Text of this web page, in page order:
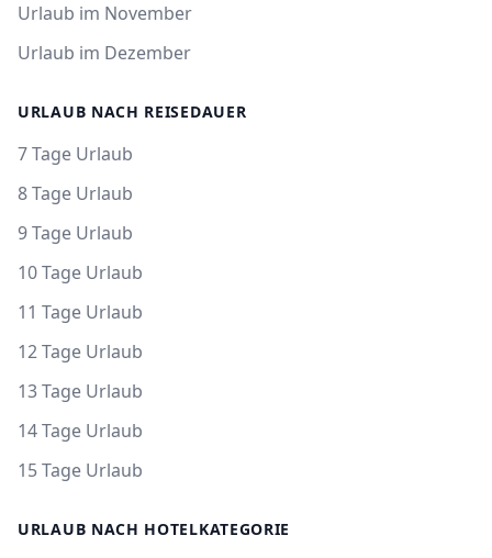
Urlaub im November
Urlaub im Dezember
URLAUB NACH REISEDAUER
7 Tage Urlaub
8 Tage Urlaub
9 Tage Urlaub
10 Tage Urlaub
11 Tage Urlaub
12 Tage Urlaub
13 Tage Urlaub
14 Tage Urlaub
15 Tage Urlaub
URLAUB NACH HOTELKATEGORIE